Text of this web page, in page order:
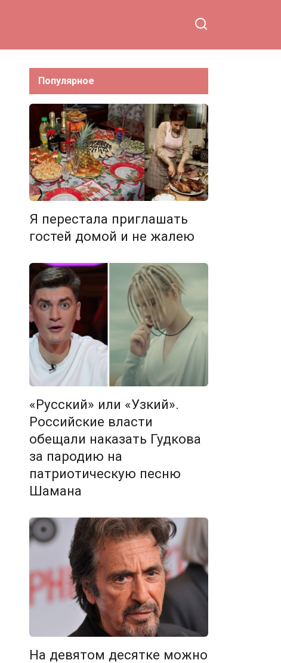
Популярное
Я перестала приглашать
гостей домой и не жалею
«Русский» или «Узкий».
Российские власти
обещали наказать Гудкова
за пародию на
патриотическую песню
Шамана
На девятом десятке можно